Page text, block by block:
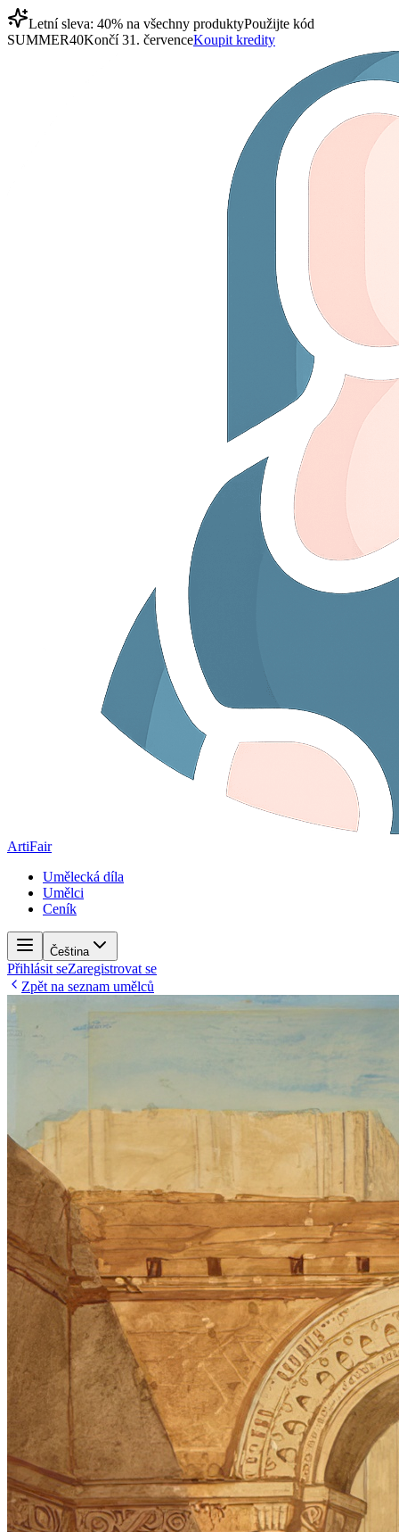
Letní sleva: 40% na všechny produktyPoužijte kód
SUMMER40Končí 31. červenceKoupit kredity
ArtiFair
Umělecká díla
Umělci
Ceník
Čeština
Přihlásit seZaregistrovat se
Zpět na seznam umělců